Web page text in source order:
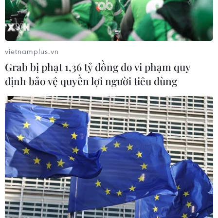
TIN LIÊN QUAN
Gặp gỡ các nhà khoa học và chuyên gia
vietnamplus.vn
Grab bị phạt 1,36 tỷ đồng do vi phạm quy
định bảo vệ quyền lợi người tiêu dùng